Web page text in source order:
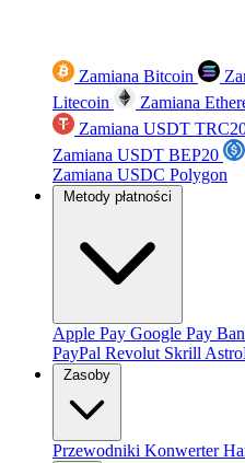
Zamiana Bitcoin
Litecoin
Zamiana
Zamiana USDT
Zamiana USDT BEP20
Zamiana USDC Polygon
Metody płatności
Apple Pay Google Pay
PayPal Revolut Skrill
Zasoby
Przewodniki Konwerter